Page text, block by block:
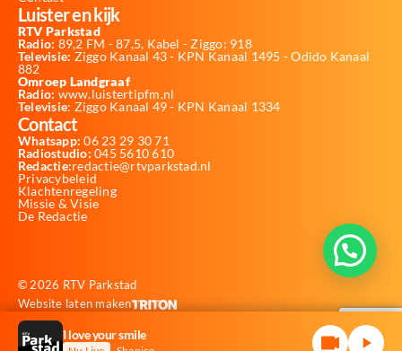
Luister en kijk
RTV Parkstad
Radio: 89,2 FM - 87,5, Kabel - Ziggo: 918
Televisie: Ziggo Kanaal 43 - KPN Kanaal 1495 - Odido Kanaal
882
Omroep Landgraaf
Radio: www.luistertipfm.nl
Televisie: Ziggo Kanaal 49 - KPN Kanaal 1334
Contact
Whatsapp: 06 23 29 30 71
Radiostudio: 045 5610 610
Redactie:redactie@rtvparkstad.nl
Privacybeleid
Klachtenregeling
Missie & Visie
De Redactie
© 2026 RTV Parkstad
Website laten maken
I love your smile